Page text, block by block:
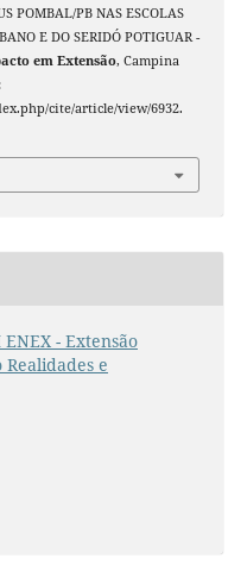
POMBAL/PB NAS ESCOLAS
E DO SERIDÓ POTIGUAR -
em Extensão, Campina
cite/article/view/6932.
- Extensão
e